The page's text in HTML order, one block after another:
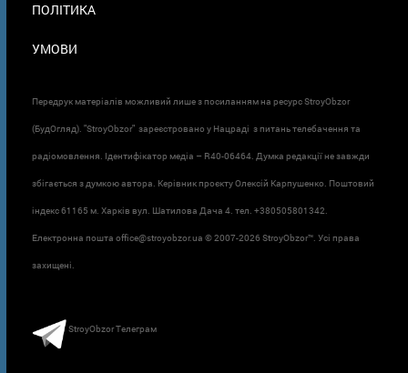
ПОЛІТИКА
УМОВИ
Передрук матеріалів можливий лише з посиланням на ресурс StroyObzor
(БудОгляд). "StroyObzor" зареєстровано у Нацраді з питань телебачення та
радіомовлення. Ідентифікатор медіа – R40-06464. Думка редакції не завжди
збігається з думкою автора. Керівник проєкту Олексій Карпушенко. Поштовий
індекс 61165 м. Харків вул. Шатилова Дача 4. тел. +380505801342.
Електронна пошта office@stroyobzor.ua © 2007-2026 StroyObzor™. Усі права
захищені.
StroyObzor Телеграм